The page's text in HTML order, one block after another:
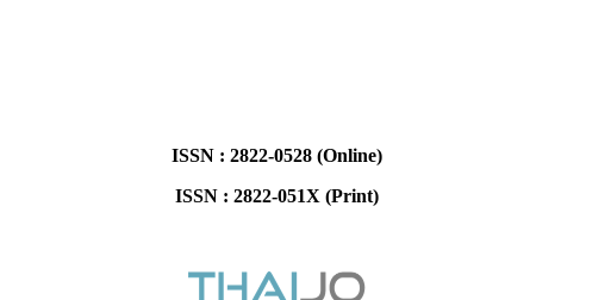
ISSN : 2822-0528 (Online)
ISSN : 2822-051X (Print)